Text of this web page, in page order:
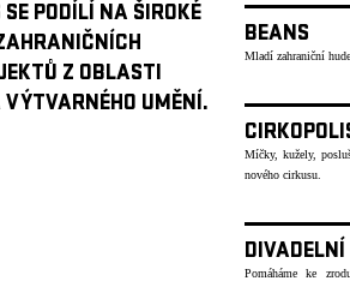
PODÍLÍ NA ŠIROKÉ
Z OBLASTI
UMĚNÍ.
BEANS
Mladí zahraniční
Míčky, kužely,
nového cirkusu.
DIVADELNÍ
Pomáháme ke